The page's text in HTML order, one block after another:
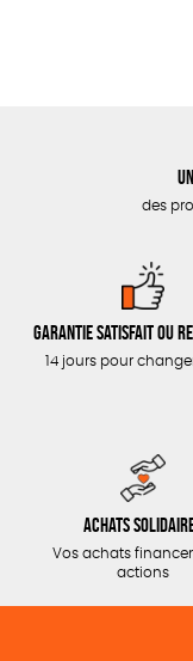
des
Garantie satisfait ou
14 jours pour
Achats
Vos achats
actions